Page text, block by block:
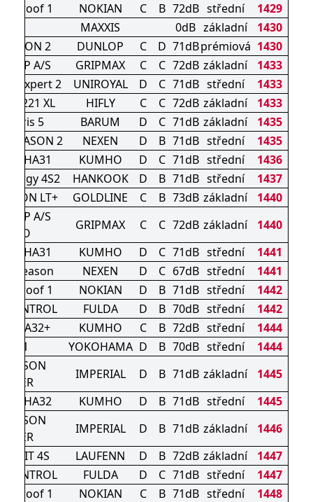
1
NOKIAN C B 72dB střední
1429
MAXXIS 0dB základní
1430
2
DUNLOP C D 71dBprémiová 1430
A/S
GRIPMAX C C 72dB základní
1433
2
UNIROYAL D C 71dB střední
1433
221 XL
HIFLY C C 72dB základní
1433
5
BARUM D C 71dB základní
1435
4SEASON 2
NEXEN D B 71dB střední
1435
4S HA31
KUMHO D C 71dB střední
1436
4S2
HANKOOK D B 71dB střední
1437
LT+
GOLDLINE C B 73dB základní
1440
A/S
GRIPMAX C C 72dB základní
1440
4S HA31
KUMHO D C 71dB střední
1441
4Season
NEXEN D C 67dB střední
1441
1
NOKIAN D B 71dB střední
1442
FULDA D B 70dB střední
1442
HA32+
KUMHO C B 72dB střední
1444
AW21
YOKOHAMA D B 70dB střední
1444
SEASON
IMPERIAL D B 71dB základní
1445
4S HA32
KUMHO D B 71dB střední
1445
SEASON
IMPERIAL D B 71dB základní
1446
G FIT 4S
LAUFENN D B 72dB základní
1447
FULDA D C 71dB střední
1447
1
NOKIAN C B 71dB střední
1448